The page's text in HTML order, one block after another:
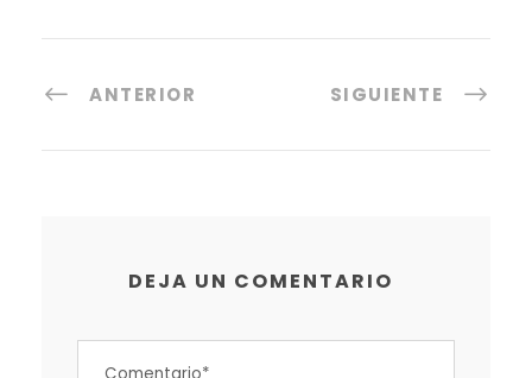
ANTERIOR SIGUIENTE
DEJA UN COMENTARIO